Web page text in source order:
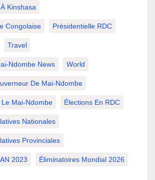
Kinshasa
Congolaise Présidentielle RDC
Travel
Ndombe News World
De Mai-Ndombe
Mai-Ndombe Élections En RDC
Nationales
Provinciales
2023 Éliminatoires Mondial 2026